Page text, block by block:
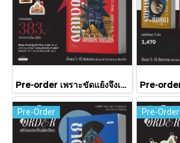
Pre-order เพราะขัดแย้งจึงเป็นประวัติศาสตร์ "ไทย-กัมพูชา" กับความสัมพันธ์หวานปนขม / มติชน
Pre-Order Pre-Order